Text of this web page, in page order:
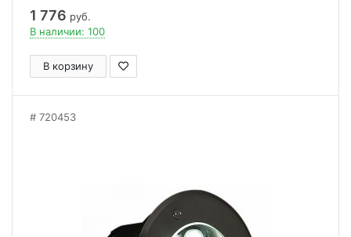
1 776 руб.
В наличии: 100
В корзину
720453